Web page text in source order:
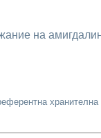
на
хранителна